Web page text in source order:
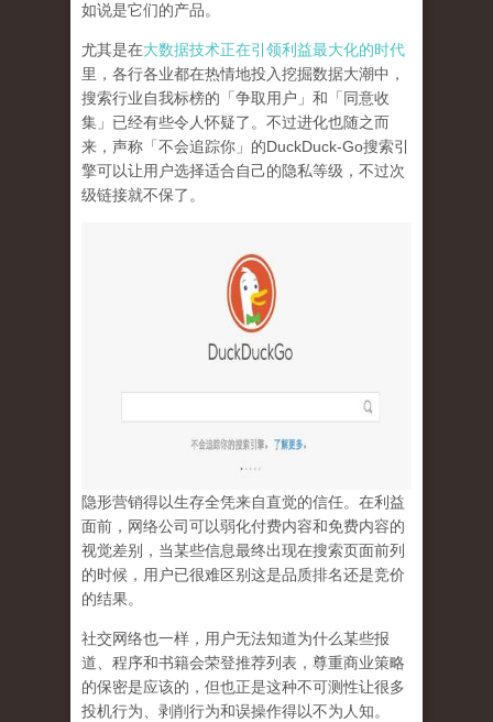
如说是它们的产品。
尤其是在大数据技术正在引领利益最大化的时代
里，各行各业都在热情地投入挖掘数据大潮中，
搜索行业自我标榜的「争取用户」和「同意收
集」已经有些令人怀疑了。不过进化也随之而
来，声称「不会追踪你」的DuckDuck-Go搜索引
擎可以让用户选择适合自己的隐私等级，不过次
级链接就不保了。
隐形营销得以生存全凭来自直觉的信任。在利益
面前，网络公司可以弱化付费内容和免费内容的
视觉差别，当某些信息最终出现在搜索页面前列
的时候，用户已很难区别这是品质排名还是竞价
的结果。
社交网络也一样， 用户无法知道为什么某些报
道、程序和书籍会荣登推荐列表，尊重商业策略
的保密是应该的，但也正是这种不可测性让很多
投机行为、剥削行为和误操作得以不为人知。